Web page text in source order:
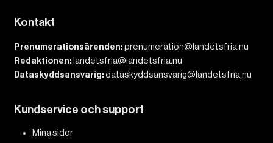
Kontakt
Prenumerationsärenden:prenumeration@landetsfria.nu
Redaktionen: landetsfria@landetsfria.nu
Dataskyddsansvarig:dataskyddsansvarig@landetsfria.nu
Kundservice och support
Mina sidor